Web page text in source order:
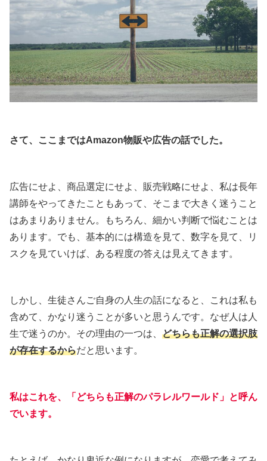
さて、ここまではAmazon物販や広告の話でした。
広告にせよ、商品選定にせよ、販売戦略にせよ、私は長年
講師をやってきたこともあって、そこまで大きく迷うこと
はあまりありません。もちろん、細かい判断で悩むことは
あります。でも、基本的には構造を見て、数字を見て、リ
スクを見ていけば、ある程度の答えは見えてきます。
しかし、生徒さんご自身の人生の話になると、これは私も
含めて、かなり迷うことが多いと思うんです。なぜ人は人
生で迷うのか。その理由の一つは、 どちらも正解の選択肢
が存在するからだと思います。
私はこれを、 「どちらも正解のパラレルワールド」 と呼ん
でいます。